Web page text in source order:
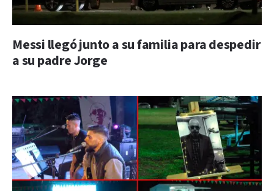
Messi llegó junto a su familia para despedir
a su padre Jorge